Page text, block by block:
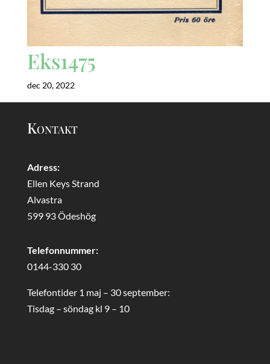
Eks1475
dec 20, 2022
Kontakt
Adress:
Ellen Keys Strand
Alvastra
599 93 Ödeshög
Telefonnummer:
0144-330 30
Telefontider 1 maj – 30 september:
Tisdag – söndag kl 9 – 10